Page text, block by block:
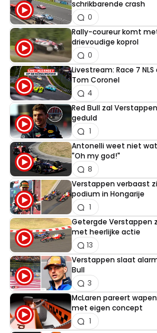
schrikbarende crash
0
Rally-coureur komt
drievoudige koprol
0
Livestream: Race 7
Tom Coronel
4
Red Bull zal
geduld
1
Antonelli weet niet
"Oh my god!"
8
Verstappen verbaast
podium in Hongarije
1
Getergde Verstappen
met heerlijke actie
13
Verstappen slaat
Bull
3
McLaren pareert
met eigen concept
1